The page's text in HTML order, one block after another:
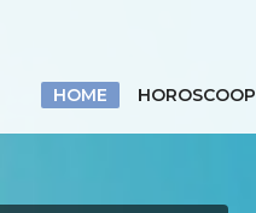
HOME HOROSCOOP